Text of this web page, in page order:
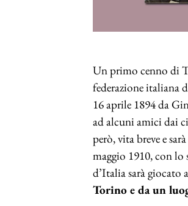
Un primo cenno di
federazione italiana
16 aprile 1894 da
ad alcuni amici dai
però, vita breve e
maggio 1910, con lo
d’Italia sarà giocato
Torino e da un